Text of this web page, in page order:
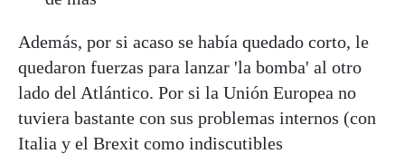
Además, por si acaso se había quedado corto, le
quedaron fuerzas para lanzar 'la bomba' al otro
lado del Atlántico. Por si la Unión Europea no
tuviera bastante con sus problemas internos (con
Italia y el Brexit como indiscutibles